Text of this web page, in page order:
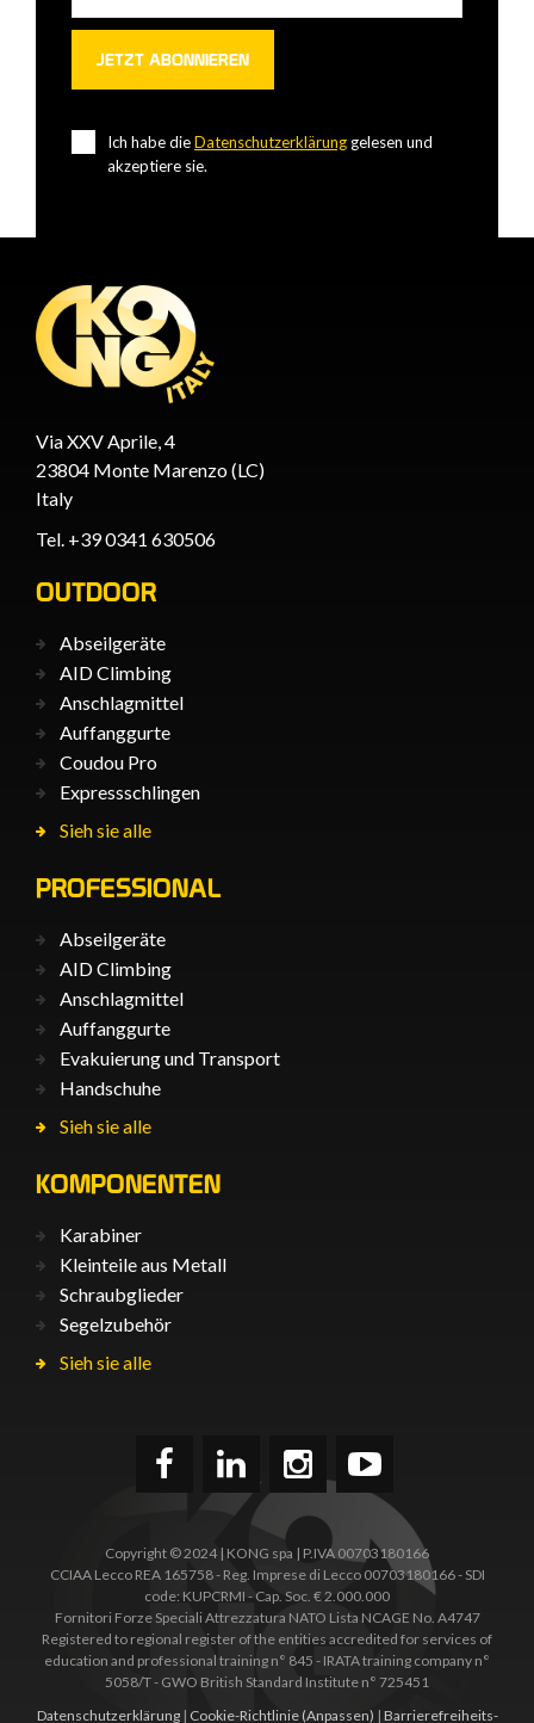
Ich habe dieDatenschutzerklärung gelesen und
akzeptiere sie.
Via XXV Aprile, 4
23804 Monte Marenzo (LC)
Italy
Tel. +39 0341 630506
OUTDOOR
Abseilgeräte
AID Climbing
Anschlagmittel
Auffanggurte
Coudou Pro
Expressschlingen
Sieh sie alle
PROFESSIONAL
Abseilgeräte
AID Climbing
Anschlagmittel
Auffanggurte
Evakuierung und Transport
Handschuhe
Sieh sie alle
KOMPONENTEN
Karabiner
Kleinteile aus Metall
Schraubglieder
Segelzubehör
Sieh sie alle
Copyright © 2024 | KONG spa | P.IVA 00703180166
CCIAA Lecco REA 165758 - Reg. Imprese di Lecco 00703180166 - SDI
code: KUPCRMI - Cap. Soc. € 2.000.000
Fornitori Forze Speciali Attrezzatura NATO Lista NCAGE No. A4747
Registered to regional register of the entities accredited for services of
education and professional training n° 845 - IRATA training company n°
5058/T - GWO British Standard Institute n° 725451
Datenschutzerklärung| Cookie-Richtlinie (Anpassen) | Barrierefreiheits­